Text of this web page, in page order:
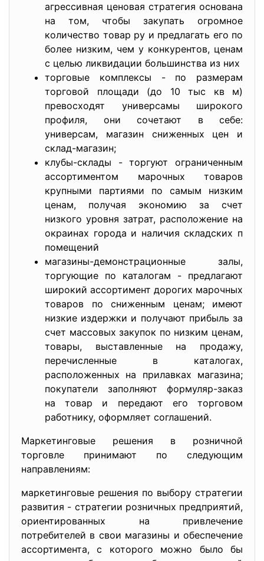
агрессивная ценовая стратегия основана
на том, чтобы закупать огромное
количество товар ру и предлагать его по
более низким, чем у конкурентов, ценам
с целью ликвидации большинства из них
торговые комплексы - по размерам
торговой площади (до 10 тыс кв м)
превосходят универсамы широкого
профиля, они сочетают в себе:
универсам, магазин сниженных цен и
склад-магазин;
клубы-склады - торгуют ограниченным
ассортиментом марочных товаров
крупными партиями по самым низким
ценам, получая экономию за счет
низкого уровня затрат, расположение на
окраинах города и наличия складских п
помещений
магазины-демонстрационные залы,
торгующие по каталогам - предлагают
широкий ассортимент дорогих марочных
товаров по сниженным ценам; имеют
низкие издержки и получают прибыль за
счет массовых закупок по низким ценам,
товары, выставленные на продажу,
перечисленные в каталогах,
расположенных на прилавках магазина;
покупатели заполняют формуляр-заказ
на товар и передают его торговом
работнику, оформляет соглашений.
Маркетинговые решения в розничной
торговле принимают по следующим
направлениям:
маркетинговые решения по выбору стратегии
развития - стратегии розничных предприятий,
ориентированных на привлечение
потребителей в свои магазины и обеспечение
ассортимента, с которого можно было бы